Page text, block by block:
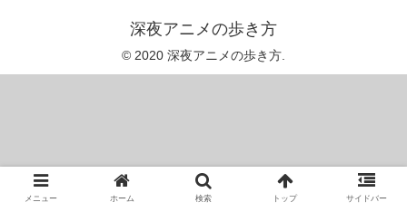
深夜アニメの歩き方
© 2020 深夜アニメの歩き方.
メニュー ホーム 検索 トップ サイドバー